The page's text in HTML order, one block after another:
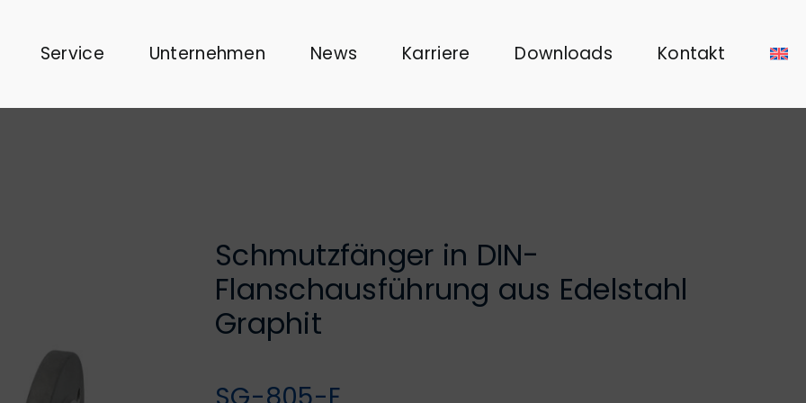
Service Unternehmen News Karriere Downloads Kontakt
Schmutzfänger in DIN-
Flanschausführung aus Edelstahl
Graphit